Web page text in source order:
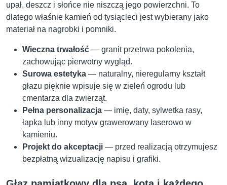
upał, deszcz i słońce nie niszczą jego powierzchni. To
dlatego właśnie kamień od tysiącleci jest wybierany jako
materiał na nagrobki i pomniki.
Wieczna trwałość — granit przetrwa pokolenia,
zachowując pierwotny wygląd.
Surowa estetyka — naturalny, nieregularny kształt
głazu pięknie wpisuje się w zieleń ogrodu lub
cmentarza dla zwierząt.
Pełna personalizacja — imię, daty, sylwetka rasy,
łapka lub inny motyw grawerowany laserowo w
kamieniu.
Projekt do akceptacji — przed realizacją otrzymujesz
bezpłatną wizualizację napisu i grafiki.